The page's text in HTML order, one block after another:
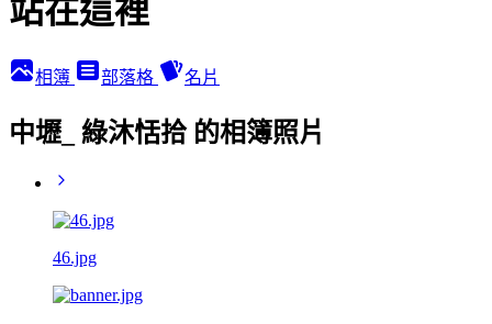
站在這裡
相簿 部落格 名片
中壢_ 綠沐恬拾 的相簿照片
46.jpg